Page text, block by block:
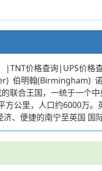
|TNT价格查询|UPS价
伯明翰
合王国，一统于一个
公里，人口约6000万
、便捷的南宁至英国 国